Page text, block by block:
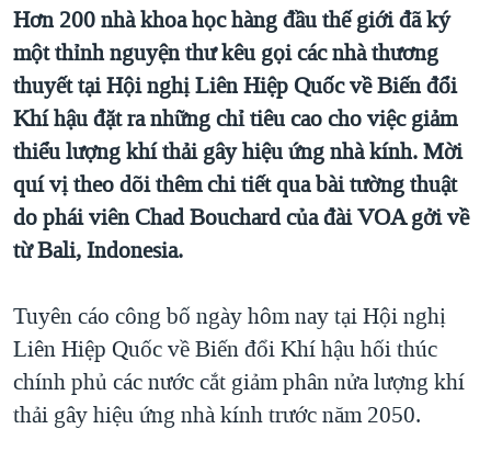
hướng
chính
Đi
tới
"Tìm"
MỤC
TỰ DO BÁO CHÍ
VẠCH TRẦN TIN GIẢ
NGƯỜI VIỆT HẢI NGOẠI
ĐỜI SỐNG
KINH TẾ
KHOA HỌC
VĂN HOÁ
THỂ THAO
GIÁO DỤC
CHUYÊN ĐỀ
CHIẾN TRANH THƯƠNG MẠI CỦA MỸ: QUÁ KHỨ VÀ HIỆN
TẠI
HÀNH TRÌNH BẦU CỬ 2024
MỘT NĂM CHIẾN TRANH TẠI DẢI GAZA
GIẢI MÃ VÀNH ĐAI & CON ĐƯỜNG
TRỊNH VĨNH BÌNH - NGƯỜI HẠ 'BÊN THẮNG CUỘC'
GROUND ZERO – XƯA VÀ NAY
HỌC TIẾNG ANH
VIDEO
NGHE
MẠNG XÃ HỘI
Ngôn ngữ khác
Hơn 200 nhà khoa học hàng đầu thế giới đã ký
một thỉnh nguyện thư kêu gọi các nhà thương
thuyết tại Hội nghị Liên Hiệp Quốc về Biến đổi
Khí hậu đặt ra những chỉ tiêu cao cho việc giảm
thiểu lượng khí thải gây hiệu ứng nhà kính. Mời
quí vị theo dõi thêm chi tiết qua bài tường thuật
do phái viên Chad Bouchard của đài VOA gởi về
từ Bali, Indonesia.
Tuyên cáo công bố ngày hôm nay tại Hội nghị
Liên Hiệp Quốc về Biến đổi Khí hậu hối thúc
chính phủ các nước cắt giảm phân nửa lượng khí
thải gây hiệu ứng nhà kính trước năm 2050.